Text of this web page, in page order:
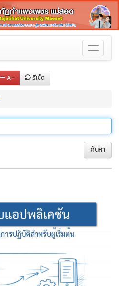
Toggle
A– รีเซ็ต
ค้นหา